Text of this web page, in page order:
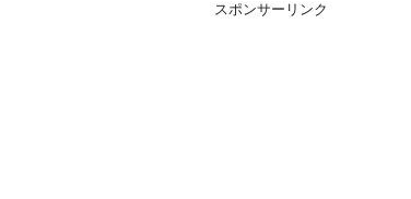
スポンサーリンク